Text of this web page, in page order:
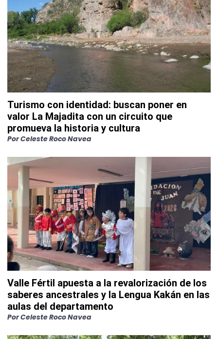
Turismo con identidad: buscan poner en
valor La Majadita con un circuito que
promueva la historia y cultura
PorCeleste Roco Navea
Valle Fértil apuesta a la revalorización de los
saberes ancestrales y la Lengua Kakán en las
aulas del departamento
PorCeleste Roco Navea